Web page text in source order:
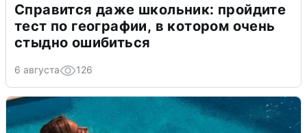
Справится даже школьник: пройдите
тест по географии, в котором очень
стыдно ошибиться
6 августа 126